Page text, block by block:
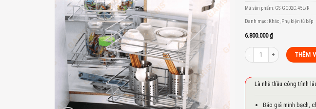
Add to
wishlist
Mã sản phẩm: GS-GC02C.45L/R
Danh mục: Khác, Phụ kiện tủ bếp
6.800.000₫
HỆ GÓC SOLE GARISTHÊM
Là nhà thầu công trình
Báo giá minh bạch,